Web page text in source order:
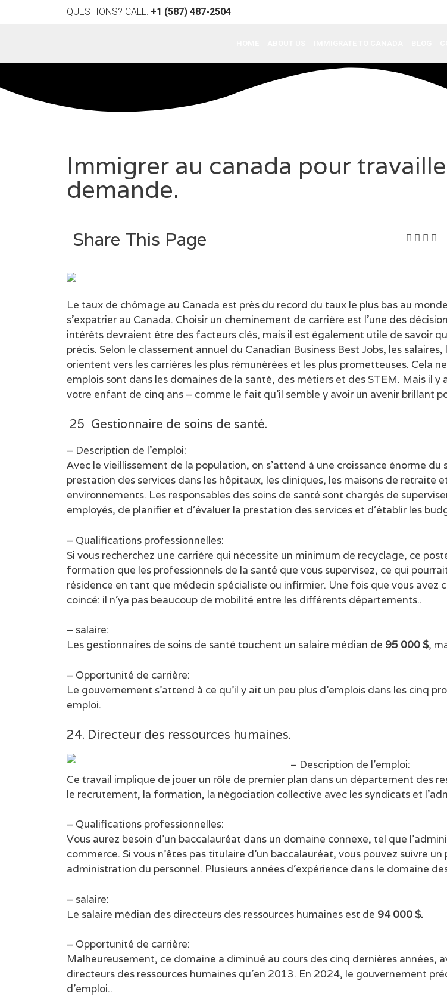
QUESTIONS? CALL: +1 (587) 487-2504
Immigrer au canada pour
demande.
Share This Page
Le taux de chômage au Canada est près du record du taux le plus bas au
s’expatrier au Canada. Choisir un cheminement de carrière est l’une des
intérêts devraient être des facteurs clés, mais il est également utile de savoir
précis. Selon le classement annuel du Canadian Business Best Jobs, les
orientent vers les carrières les plus rémunérées et les plus prometteuses. Cela
emplois sont dans les domaines de la santé, des métiers et des STEM. Mais il
votre enfant de cinq ans – comme le fait qu’il semble y avoir un avenir brillant
25 Gestionnaire de soins de santé.
– Description de l’emploi:
Avec le vieillissement de la population, on s’attend à une croissance énorme du
prestation des services dans les hôpitaux, les cliniques, les maisons de retraite
environnements. Les responsables des soins de santé sont chargés de
employés, de planifier et d’évaluer la prestation des services et d’établir les
– Qualifications professionnelles:
Si vous recherchez une carrière qui nécessite un minimum de recyclage, ce
formation que les professionnels de la santé que vous supervisez, ce qui
résidence en tant que médecin spécialiste ou infirmier. Une fois que vous avez
coincé: il n’ya pas beaucoup de mobilité entre les différents départements..
– salaire:
Les gestionnaires de soins de santé touchent un salaire médian de 95 000 $,
– Opportunité de carrière:
Le gouvernement s’attend à ce qu’il y ait un peu plus d’emplois dans les cinq
emploi.
24. Directeur des ressources humaines.
– Description de l’emploi:
Ce travail implique de jouer un rôle de premier plan dans un département des
le recrutement, la formation, la négociation collective avec les syndicats et
– Qualifications professionnelles:
Vous aurez besoin d’un baccalauréat dans un domaine connexe, tel que
commerce. Si vous n’êtes pas titulaire d’un baccalauréat, vous pouvez suivre
administration du personnel. Plusieurs années d’expérience dans le domaine
– salaire:
Le salaire médian des directeurs des ressources humaines est de 94 000 $.
– Opportunité de carrière:
Malheureusement, ce domaine a diminué au cours des cinq dernières années,
directeurs des ressources humaines qu’en 2013. En 2024, le gouvernement
d’emploi..